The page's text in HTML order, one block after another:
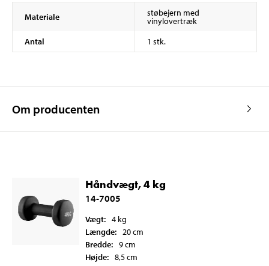
Materiale støbejern med
vinylovertræk
Antal
1 stk.
Om producenten
Håndvægt, 4 kg
14-7005
Vægt: 4 kg
Længde: 20cm
Bredde: 9cm
Højde: 8,5cm